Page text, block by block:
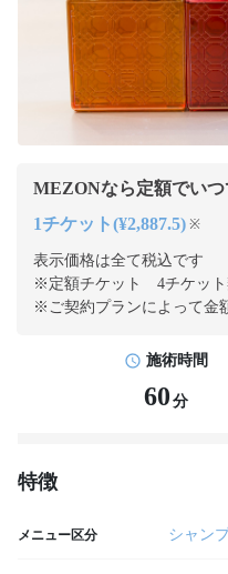
MEZONなら定額でいつ
1チケット(¥2,887.5) ※
表示価格は全て税込です
※定額チケット 4チケット
※ご契約プランによって金
施術時間
60 分
特徴
メニュー区分 シャン